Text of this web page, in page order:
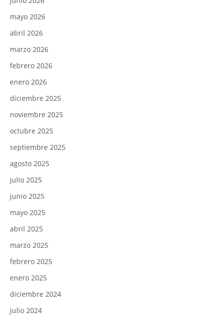
mayo 2026
abril 2026
marzo 2026
febrero 2026
enero 2026
diciembre 2025
noviembre 2025
octubre 2025
septiembre 2025
agosto 2025
julio 2025
junio 2025
mayo 2025
abril 2025
marzo 2025
febrero 2025
enero 2025
diciembre 2024
julio 2024